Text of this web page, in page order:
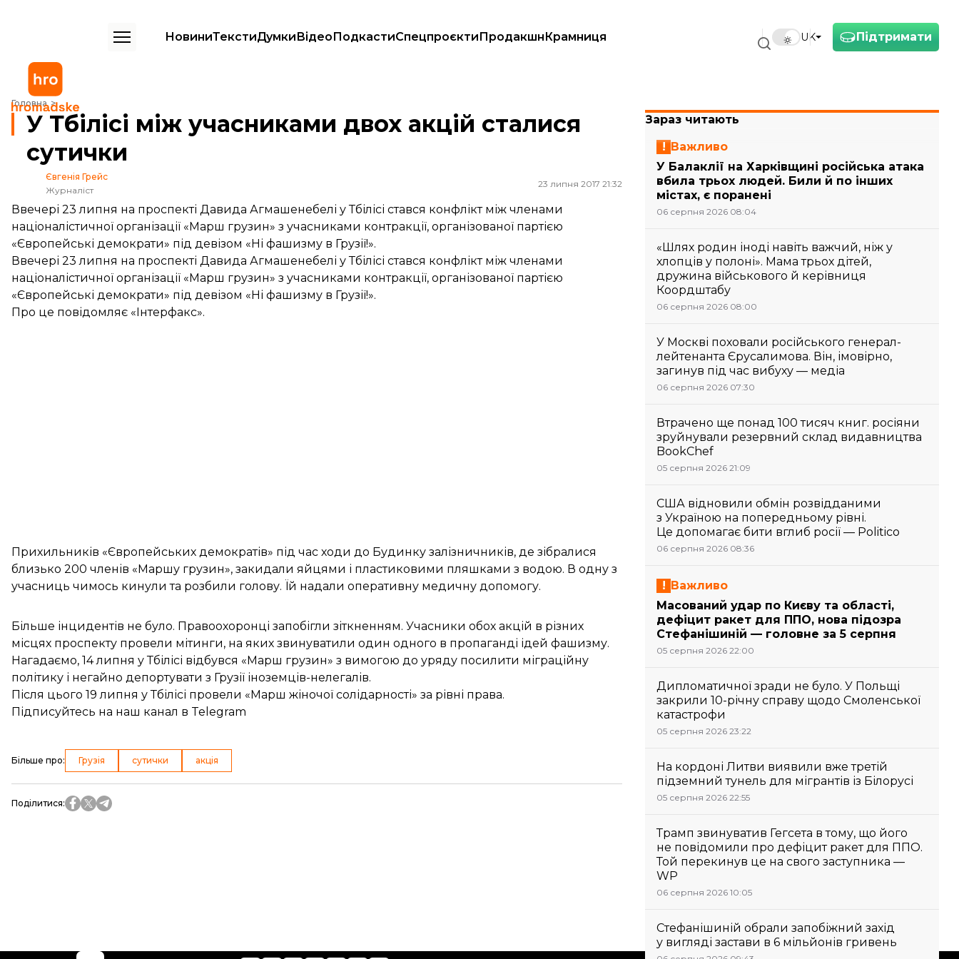
Підтримати
UK
НовиниТекстиДумкиВідеоПодкастиСпецпроєктиПродакшнКрамниця
Головна
У Тбілісі між учасниками двох акцій сталися сутички
У Тбілісі між учасниками двох акцій сталися
сутички
Євгенія Грейс
Журналіст
23 липня 2017 21:32
Ввечері 23 липня на проспекті Давида Агмашенебелі у Тбілісі стався конфлікт між членами
націоналістичної організації «Марш грузин» з учасниками контракції, організованої партією
«Європейські демократи» під девізом «Ні фашизму в Грузії!».
Ввечері 23 липня на проспекті Давида Агмашенебелі у Тбілісі стався конфлікт між членами
націоналістичної організації «Марш грузин» з учасниками контракції, організованої партією
«Європейські демократи» під девізом «Ні фашизму в Грузії!».
Про це повідомляє «Інтерфакс».
Прихильників «Європейських демократів» під час ходи до Будинку залізничників, де зібралися
близько 200 членів «Маршу грузин», закидали яйцями і пластиковими пляшками з водою. В одну з
учасниць чимось кинули та розбили голову. Їй надали оперативну медичну допомогу.
Більше інцидентів не було. Правоохоронці запобігли зіткненням. Учасники обох акцій в різних
місцях проспекту провели мітинги, на яких звинуватили один одного в пропаганді ідей фашизму.
Нагадаємо, 14 липня у Тбілісі відбувся «Марш грузин» з вимогою до уряду посилити міграційну
політику і негайно депортувати з Грузії іноземців-нелегалів.
Після цього 19 липня у Тбілісі провели «Марш жіночої солідарності» за рівні права.
Підписуйтесь на наш канал в Telegram
Більше про: Грузія сутички акція
Поділитися:
Зараз читають
Важливо
У Балаклії на Харківщині російська атака
вбила трьох людей. Били й по інших
містах, є поранені
06 серпня 2026 08:04
«Шлях родин іноді навіть важчий, ніж у
хлопців у полоні». Мама трьох дітей,
дружина військового й керівниця
Коордштабу
06 серпня 2026 08:00
У Москві поховали російського генерал-
лейтенанта Єрусалимова. Він, імовірно,
загинув під час вибуху — медіа
06 серпня 2026 07:30
Втрачено ще понад 100 тисяч книг. росіяни
зруйнували резервний склад видавництва
BookChef
05 серпня 2026 21:09
США відновили обмін розвідданими
з Україною на попередньому рівні.
Це допомагає бити вглиб росії — Politico
06 серпня 2026 08:36
Важливо
Масований удар по Києву та області,
дефіцит ракет для ППО, нова підозра
Стефанішиній — головне за 5 серпня
05 серпня 2026 22:00
Дипломатичної зради не було. У Польщі
закрили 10-річну справу щодо Смоленської
катастрофи
05 серпня 2026 23:22
На кордоні Литви виявили вже третій
підземний тунель для мігрантів із Білорусі
05 серпня 2026 22:55
Трамп звинуватив Гегсета в тому, що його
не повідомили про дефіцит ракет для ППО.
Той перекинув це на свого заступника —
WP
06 серпня 2026 10:05
Стефанішиній обрали запобіжний захід
у вигляді застави в 6 мільйонів гривень